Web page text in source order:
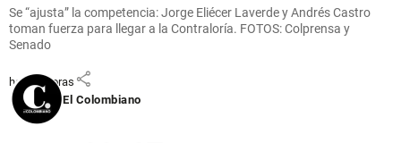
de la SIC a
Enel, Celsia y
AES
hace 7 horas share
Se “ajusta” la competencia: Jorge Eliécer Laverde y Andrés Castro
toman fuerza para llegar a la Contraloría. FOTOS: Colprensa y
Senado
El Colombiano